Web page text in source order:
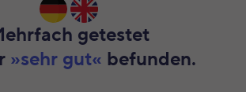
getestet
»sehr gut« befunden.